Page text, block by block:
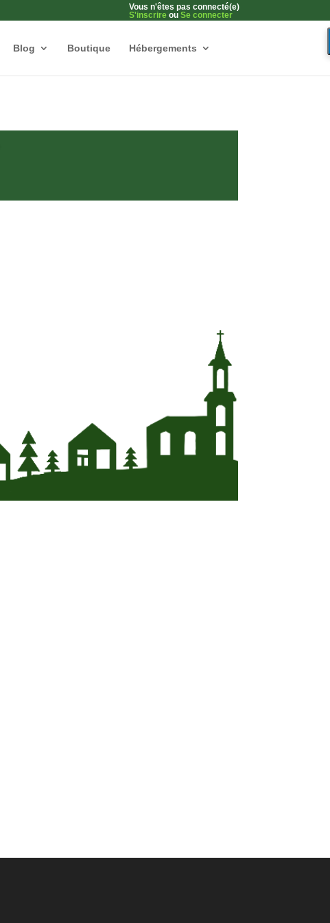
Vous n'êtes pas connecté(e)
S'inscrire ou Se connecter
Blog Boutique Hébergements